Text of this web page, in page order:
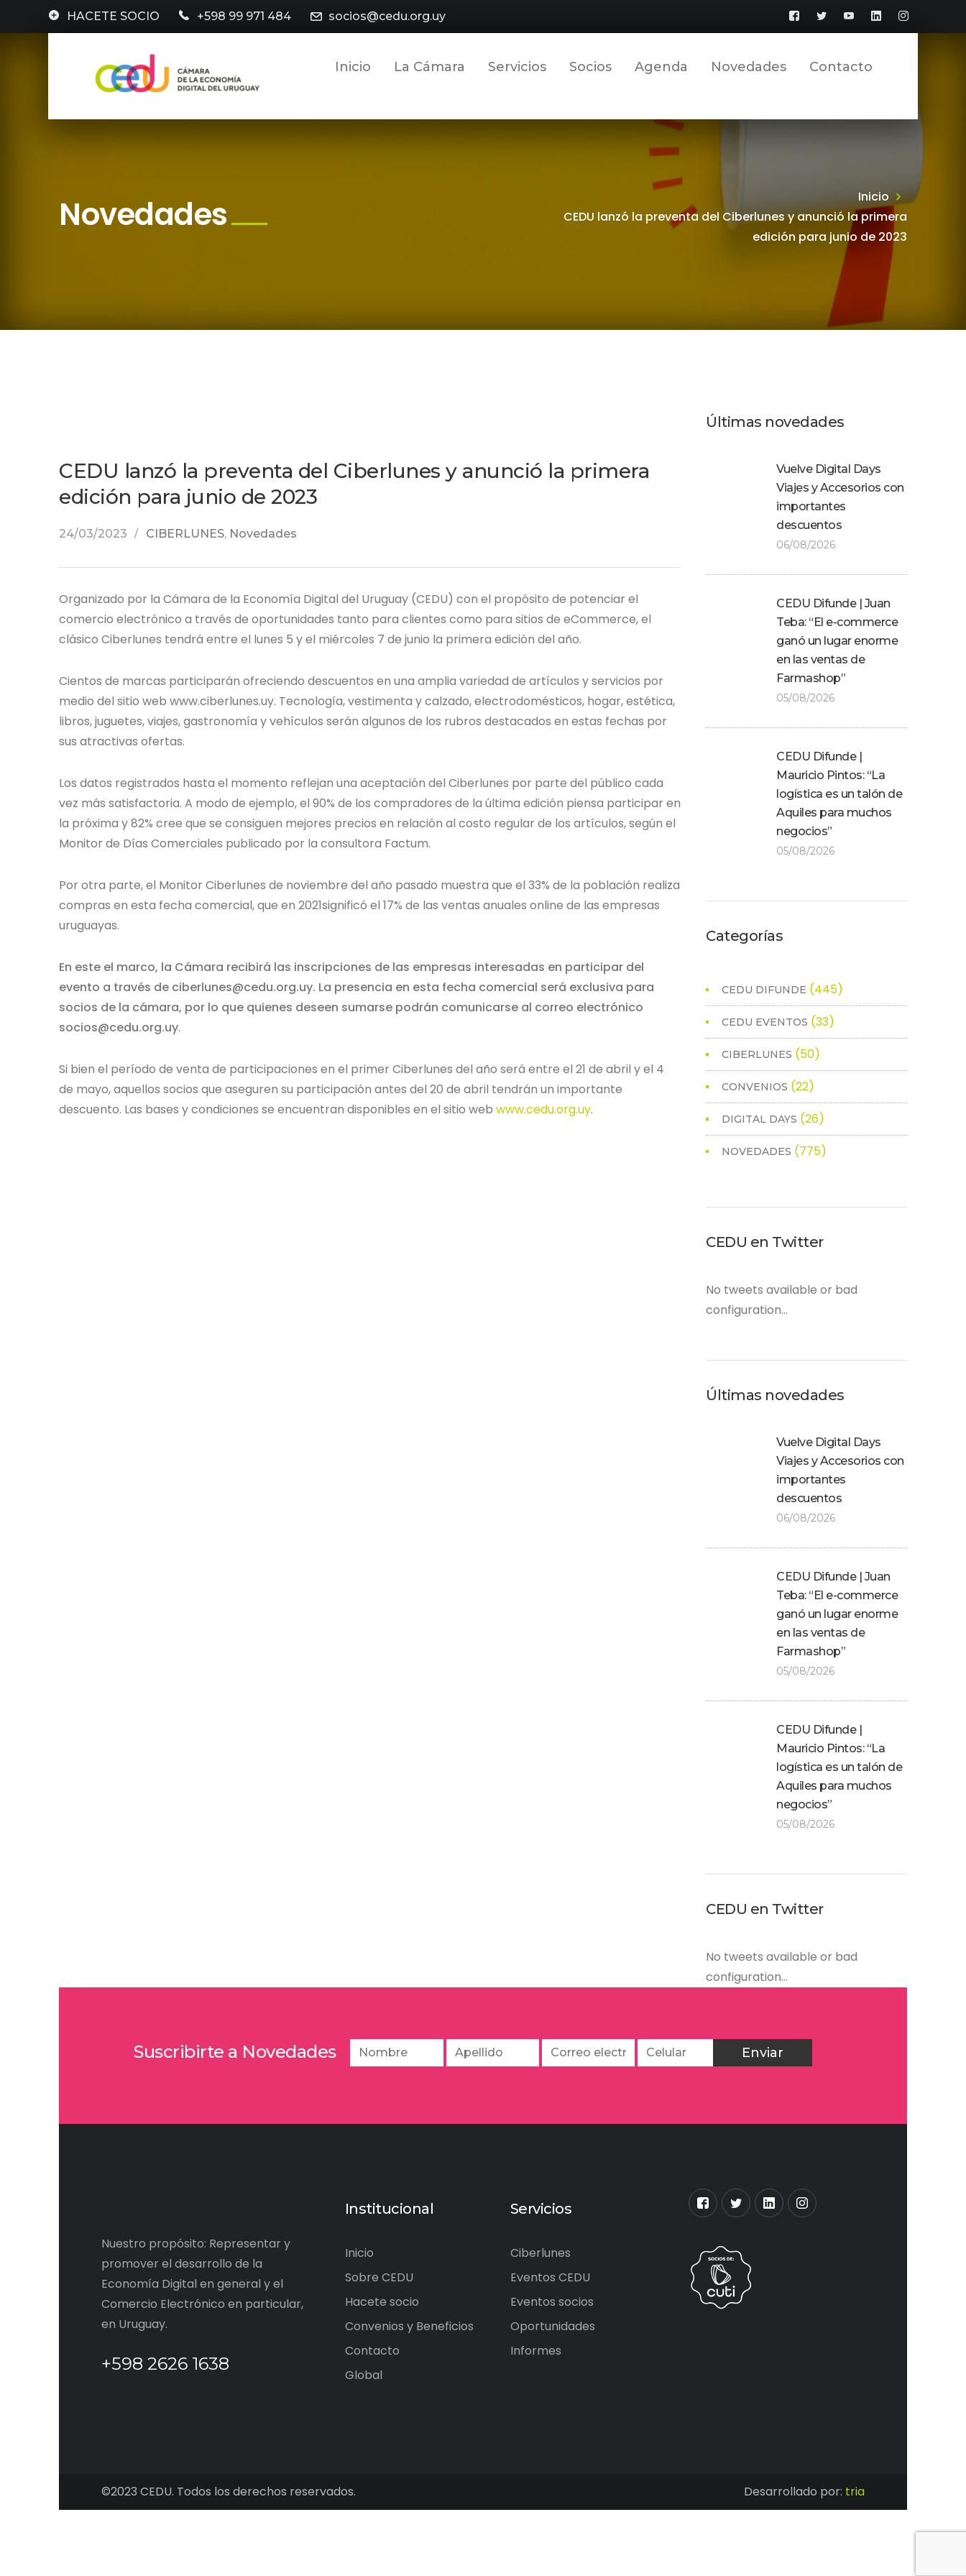
HACETE SOCIO +598 99 971 484 socios@cedu.org.uy
Facebook
Perfil
Twitter
Perfil
YouTube
Perfil
LinkedIn
PerfilPerfil
Inicio La Cámara Servicios Socios Agenda Novedades Contacto
Novedades
Inicio
CEDU lanzó la preventa del Ciberlunes y anunció la primera
edición para junio de 2023
CEDU lanzó la preventa del Ciberlunes y anunció la primera
edición para junio de 2023
24/03/2023 CIBERLUNES, Novedades
Organizado por la Cámara de la Economía Digital del Uruguay (CEDU) con el propósito de potenciar el
comercio electrónico a través de oportunidades tanto para clientes como para sitios de eCommerce, el
clásico Ciberlunes tendrá entre el lunes 5 y el miércoles 7 de junio la primera edición del año.
Cientos de marcas participarán ofreciendo descuentos en una amplia variedad de artículos y servicios por
medio del sitio web www.ciberlunes.uy. Tecnología, vestimenta y calzado, electrodomésticos, hogar, estética,
libros, juguetes, viajes, gastronomía y vehículos serán algunos de los rubros destacados en estas fechas por
sus atractivas ofertas.
Los datos registrados hasta el momento reflejan una aceptación del Ciberlunes por parte del público cada
vez más satisfactoria. A modo de ejemplo, el 90% de los compradores de la última edición piensa participar en
la próxima y 82% cree que se consiguen mejores precios en relación al costo regular de los artículos, según el
Monitor de Días Comerciales publicado por la consultora Factum.
Por otra parte, el Monitor Ciberlunes de noviembre del año pasado muestra que el 33% de la población realiza
compras en esta fecha comercial, que en 2021significó el 17% de las ventas anuales online de las empresas
uruguayas.
En este el marco, la Cámara recibirá las inscripciones de las empresas interesadas en participar del
evento a través de ciberlunes@cedu.org.uy. La presencia en esta fecha comercial será exclusiva para
socios de la cámara, por lo que quienes deseen sumarse podrán comunicarse al correo electrónico
socios@cedu.org.uy.
Si bien el período de venta de participaciones en el primer Ciberlunes del año será entre el 21 de abril y el 4
de mayo, aquellos socios que aseguren su participación antes del 20 de abril tendrán un importante
descuento. Las bases y condiciones se encuentran disponibles en el sitio web www.cedu.org.uy.
Últimas novedades
Vuelve Digital Days
Viajes y Accesorios con
importantes
descuentos
06/08/2026
CEDU Difunde | Juan
Teba: “El e-commerce
ganó un lugar enorme
en las ventas de
Farmashop”
05/08/2026
CEDU Difunde |
Mauricio Pintos: “La
logística es un talón de
Aquiles para muchos
negocios”
05/08/2026
Categorías
CEDU DIFUNDE (445)
CEDU EVENTOS (33)
CIBERLUNES (50)
CONVENIOS (22)
DIGITAL DAYS (26)
NOVEDADES (775)
CEDU en Twitter
No tweets available or bad
configuration...
Últimas novedades
Vuelve Digital Days
Viajes y Accesorios con
importantes
descuentos
06/08/2026
CEDU Difunde | Juan
Teba: “El e-commerce
ganó un lugar enorme
en las ventas de
Farmashop”
05/08/2026
CEDU Difunde |
Mauricio Pintos: “La
logística es un talón de
Aquiles para muchos
negocios”
05/08/2026
CEDU en Twitter
No tweets available or bad
configuration...
Suscribirte a Novedades
Nuestro propósito: Representar y
promover el desarrollo de la
Economía Digital en general y el
Comercio Electrónico en particular,
en Uruguay.
+598 2626 1638
Institucional
Inicio
Sobre CEDU
Hacete socio
Convenios y Beneficios
Contacto
Global
Servicios
Ciberlunes
Eventos CEDU
Eventos socios
Oportunidades
Informes
©2023 CEDU. Todos los derechos reservados. Desarrollado por: tria